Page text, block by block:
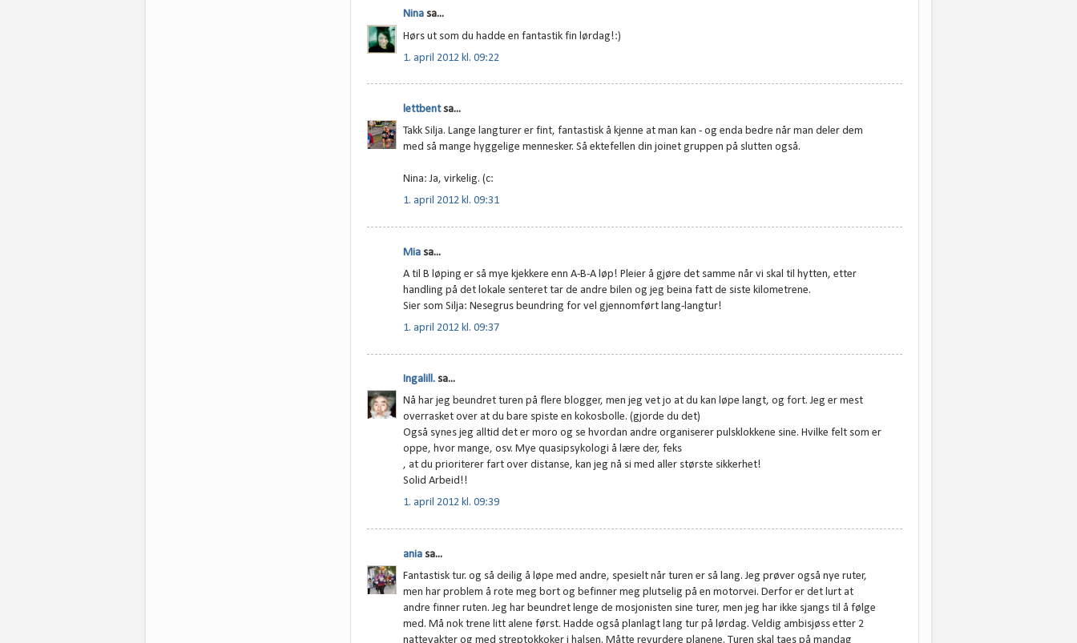
Nina sa...
Hørs ut som du hadde en fantastik fin lørdag!:)
1. april 2012 kl. 09:22
lettbentsa...
Takk Silja. Lange langturer er fint, fantastisk å kjenne at man kan - og enda bedre når man deler dem
med så mange hyggelige mennesker. Så ektefellen din joinet gruppen på slutten også.
Nina: Ja, virkelig. (c:
1. april 2012 kl. 09:31
Mia sa...
A til B løping er så mye kjekkere enn A-B-A løp! Pleier å gjøre det samme når vi skal til hytten, etter
handling på det lokale senteret tar de andre bilen og jeg beina fatt de siste kilometrene.
Sier som Silja: Nesegrus beundring for vel gjennomført lang-langtur!
1. april 2012 kl. 09:37
Ingalill. sa...
Nå har jeg beundret turen på flere blogger, men jeg vet jo at du kan løpe langt, og fort. Jeg er mest
overrasket over at du bare spiste en kokosbolle. (gjorde du det)
Også synes jeg alltid det er moro og se hvordan andre organiserer pulsklokkene sine. Hvilke felt som er
oppe, hvor mange, osv. Mye quasipsykologi å lære der, feks
, at du prioriterer fart over distanse, kan jeg nå si med aller største sikkerhet!
Solid Arbeid!!
1. april 2012 kl. 09:39
ania sa...
Fantastisk tur. og så deilig å løpe med andre, spesielt når turen er så lang. Jeg prøver også nye ruter,
men har problem å rote meg bort og befinner meg plutselig på en motorvei. Derfor er det lurt at
andre finner ruten. Jeg har beundret lenge de mosjonisten sine turer, men jeg har ikke sjangs til å følge
med. Må nok trene litt alene først. Hadde også planlagt lang tur på lørdag. Veldig ambisjøss etter 2
nattevakter og med streptokkoker i halsen. Måtte revurdere planene. Turen skal taes på mandag